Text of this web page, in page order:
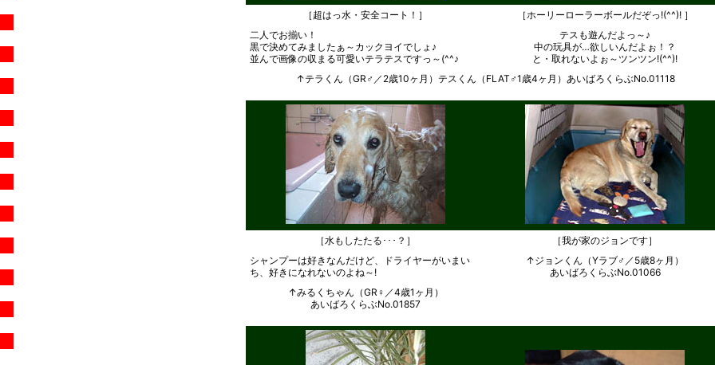
［超はっ水・安全コート！］
［ホーリーローラーボールだぞっ!(^^)! ］
二人でお揃い！
黒で決めてみましたぁ～カックヨイでしょ♪
並んで画像の収まる可愛いテラテスですっ～(^^♪
テスも遊んだよっ～♪
中の玩具が…欲しいんだよぉ！？
と・取れないよぉ～ツンツン!(^^)!
↑テラくん（GR♂／2歳10ヶ月）テスくん（FLAT♂1歳4ヶ月）あいばろくらぶNo.01118
［水もしたたる･･･？］
［我が家のジョンです］
シャンプーは好きなんだけど、ドライヤーがいまい
ち、好きになれないのよね～!
↑ジョンくん（Yラブ♂／5歳8ヶ月）
あいばろくらぶNo.01066
↑みるくちゃん（GR♀／4歳1ヶ月）
あいばろくらぶNo.01857